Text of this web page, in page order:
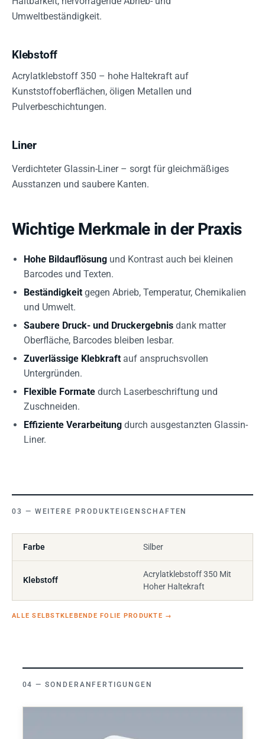
Umweltbeständigkeit.
Klebstoff
Acrylatklebstoff 350 – hohe Haltekraft auf
Kunststoffoberflächen, öligen Metallen und
Pulverbeschichtungen.
Liner
Verdichteter Glassin-Liner – sorgt für gleichmäßiges
Ausstanzen und saubere Kanten.
Wichtige Merkmale in der Praxis
Hohe Bildauflösung und Kontrast auch bei kleinen
Barcodes und Texten.
Beständigkeit gegen Abrieb, Temperatur, Chemikalien
und Umwelt.
Saubere Druck- und Druckergebnis dank matter
Oberfläche, Barcodes bleiben lesbar.
Zuverlässige Klebkraft auf anspruchsvollen
Untergründen.
Flexible Formate durch Laserbeschriftung und
Zuschneiden.
Effiziente Verarbeitung durch ausgestanzten Glassin-
Liner.
WEITERE PRODUKTEIGENSCHAFTEN
Farbe Silber
Klebstoff
Acrylatklebstoff 350 Mit
Hoher Haltekraft
ALLE SELBSTKLEBENDE FOLIE PRODUKTE →
SONDERANFERTIGUNGEN